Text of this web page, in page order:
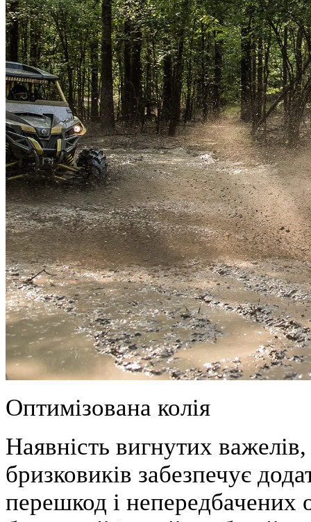
Оптимізована колія
Наявність вигнутих
бризковиків забезпечує
перешкод і непередбачених